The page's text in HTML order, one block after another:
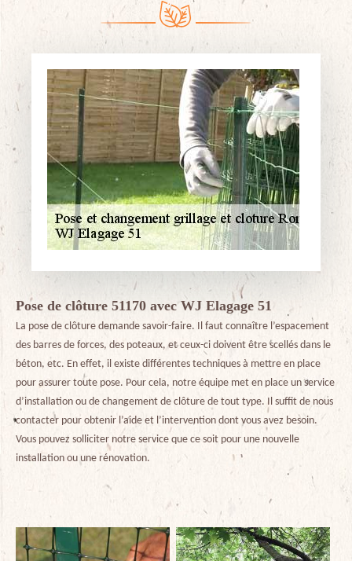
Pose de clôture 51170 avec WJ Elagage 51
La pose de clôture demande savoir-faire. Il faut connaître l’espacement
des barres de forces, des poteaux, et ceux-ci doivent être scellés dans le
béton, etc. En effet, il existe différentes techniques à mettre en place
pour assurer toute pose. Pour cela, notre équipe met en place un service
d’installation ou de changement de clôture de tout type. Il suffit de nous
contacter pour obtenir l’aide et l’intervention dont vous avez besoin.
Vous pouvez solliciter notre service que ce soit pour une nouvelle
installation ou une rénovation.